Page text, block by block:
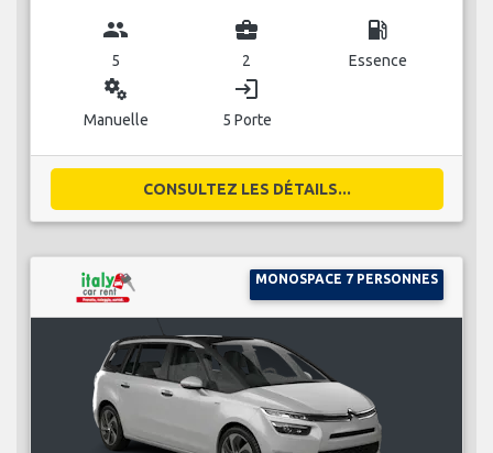
group
5
business_center
2
local_gas_station
Essence
miscellaneous_services
Manuelle
login
5 Porte
CONSULTEZ LES DÉTAILS...
MONOSPACE 7 PERSONNES